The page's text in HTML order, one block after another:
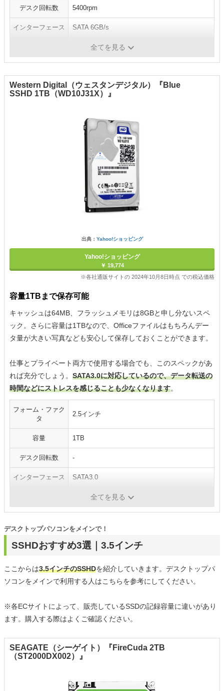
デスク回転数 5400rpm
インターフェース SATA 6GB/s
128MB全てを見る
Western Digital（ウェスタンデジタル）『Blue
SSHD 1TB（WD10J31X）』
出典： Yahoo!ショッピング
Yahoo!ショッピング
￥ 19,774
※各社通販サイトの 2024年10月8日時点 での税込価格
容量1TBまで保存可能
キャッシュは64MB、フラッシュメモリは8GBと申し分ないスペ
ック。さらに容量は1TBなので、Officeファイルはもちろんデー
タ量が大きい写真なども安心して保存しておくことができます。
仕事とプライベート両方で使用する場合でも、このスペックがあ
れば充分でしょう。 SATA3.0に対応しているので、データ転送の
時間などにストレスを感じることも少なくなります。
フォーム・ファク
タ
2.5インチ
容量 1TB
デスク回転数 -
インターフェース SATA3.0
全てを見る
SSHDおすすめ3選｜3.5インチ
デスクトップパソコンをメインで！
ここからは3.5インチのSSHDを紹介していきます。デスクトップパ
ソコンをメインで利用する人はこちらを参考にしてください。
※各ECサイトによって、販売しているSSDの記録容量に違いがあり
ます。購入する際はよくご確認ください。
SEAGATE（シーゲイト）『FireCuda 2TB
（ST2000DX002）』